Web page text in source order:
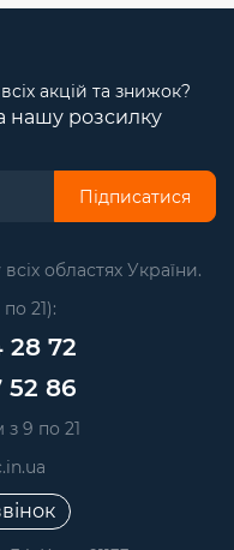
акцій та знижок?
нашу розсилку
Підписатися
областях України.
21):
28 72
52 86
9 по 21